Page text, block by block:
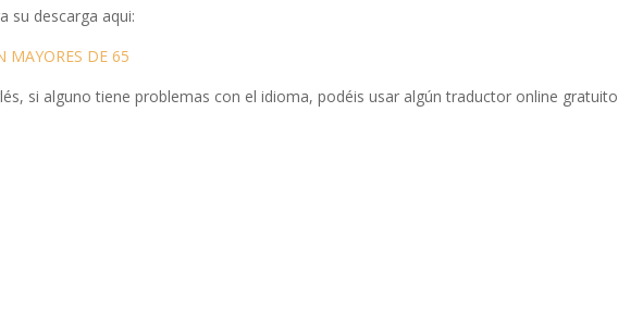
su descarga aqui:
MAYORES DE 65
si alguno tiene problemas con el idioma, podéis usar algún traductor online gratuito